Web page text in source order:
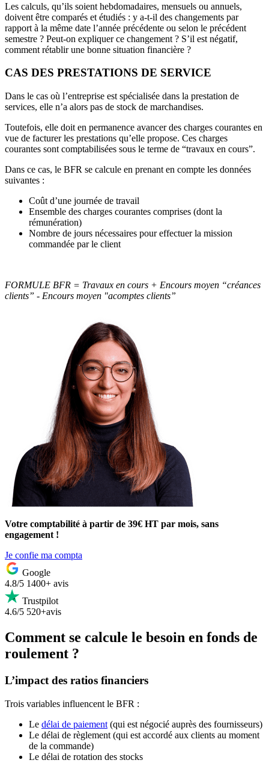
Les calculs, qu’ils soient hebdomadaires, mensuels ou annuels,
doivent être comparés et étudiés : y a-t-il des changements par
rapport à la même date l’année précédente ou selon le précédent
semestre ? Peut-on expliquer ce changement ? S’il est négatif,
comment rétablir une bonne situation financière ?
CAS DES PRESTATIONS DE SERVICE
Dans le cas où l’entreprise est spécialisée dans la prestation de
services, elle n’a alors pas de stock de marchandises.
Toutefois, elle doit en permanence avancer des charges courantes en
vue de facturer les prestations qu’elle propose. Ces charges
courantes sont comptabilisées sous le terme de “travaux en cours”.
Dans ce cas, le BFR se calcule en prenant en compte les données
suivantes :
Coût d’une journée de travail
Ensemble des charges courantes comprises (dont la
rémunération)
Nombre de jours nécessaires pour effectuer la mission
commandée par le client
FORMULE BFR = Travaux en cours + Encours moyen “créances
clients” - Encours moyen "acomptes clients”
Votre comptabilité à partir de 39€ HT par mois, sans
engagement !
Je confie ma compta
Google
4.8/5 1400+ avis
Trustpilot
4.6/5 520+avis
Comment se calcule le besoin en fonds de
roulement ?
L’impact des ratios financiers
Trois variables influencent le BFR :
Le délai de paiement (qui est négocié auprès des fournisseurs)
Le délai de règlement (qui est accordé aux clients au moment
de la commande)
Le délai de rotation des stocks